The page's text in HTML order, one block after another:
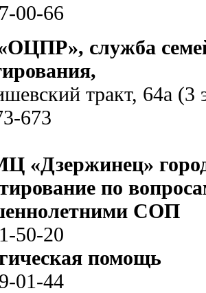
00-66
служба
тракт, 64а (3
673
по
СОП
50-20
помощь
01-44